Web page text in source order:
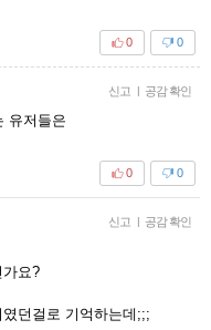
0
0
신고 | 공감 확인
유저들은
0
0
신고 | 공감 확인
요?
던걸로 기억하는데;;;